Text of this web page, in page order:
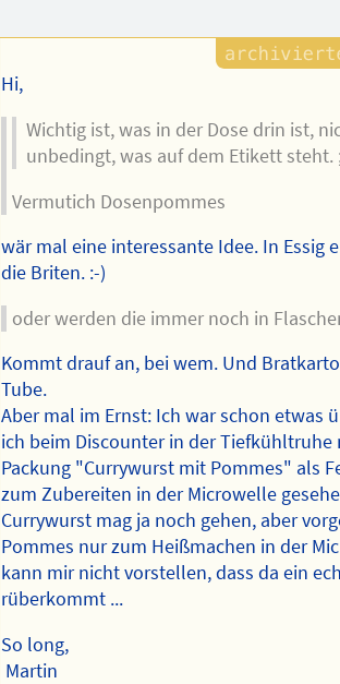
Hi,
Wichtig ist, was in der Dose drin ist,
unbedingt, was auf dem Etikett steht.
Vermutich Dosenpommes
wär mal eine interessante Idee. In Essig
die Briten. :-)
oder werden die immer noch in
Kommt drauf an, bei wem. Und
Tube.
Aber mal im Ernst: Ich war schon etwas
ich beim Discounter in der Tiefkühltruhe
Packung "Currywurst mit Pommes" als
zum Zubereiten in der Microwelle
Currywurst mag ja noch gehen, aber
Pommes nur zum Heißmachen in der
kann mir nicht vorstellen, dass da ein
rüberkommt ...
So long,
Martin